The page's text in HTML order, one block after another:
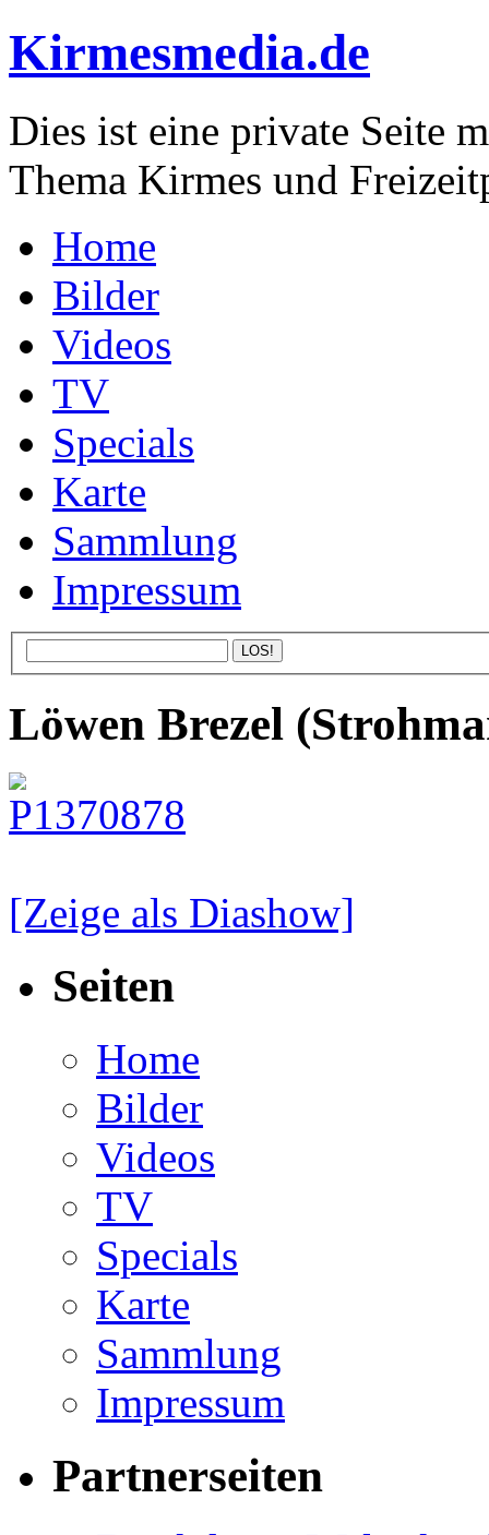
Kirmesmedia.de
Dies ist eine private Seite
Thema Kirmes und
Home
Bilder
Videos
TV
Specials
Karte
Sammlung
Impressum
Löwen Brezel
[Zeige als Diashow]
Seiten
Home
Bilder
Videos
TV
Specials
Karte
Sammlung
Impressum
Partnerseiten